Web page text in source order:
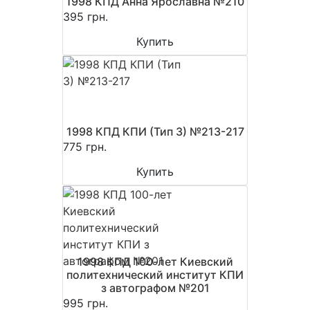
395 грн.
Купить
1998 КПД КПИ (Тип 3) №213-217
775 грн.
Купить
1998 КПД 100-лет Киевский
политехнический институт КПИ
з автографом №201
995 грн.